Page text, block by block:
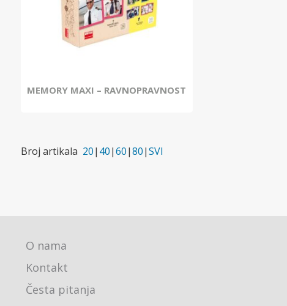
MEMORY MAXI – RAVNOPRAVNOST
Broj artikala 20| 40|60|80|SVI
O nama
Kontakt
Česta pitanja